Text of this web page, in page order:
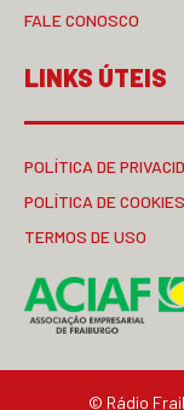
FALE CONOSCO
LINKS ÚTEIS
POLÍTICA DE
POLÍTICA DE COOKIES
TERMOS DE USO
© Rádio